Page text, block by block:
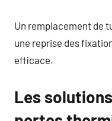
Un remplacement de
une reprise des
efficace.
Les